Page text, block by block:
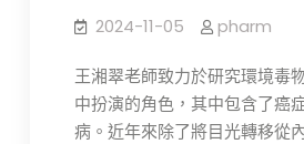
2024-11-05 pharm
王湘翠老師致力於研究環境毒
中扮演的角色，其中包含了癌
病。近年來除了將目光轉移從